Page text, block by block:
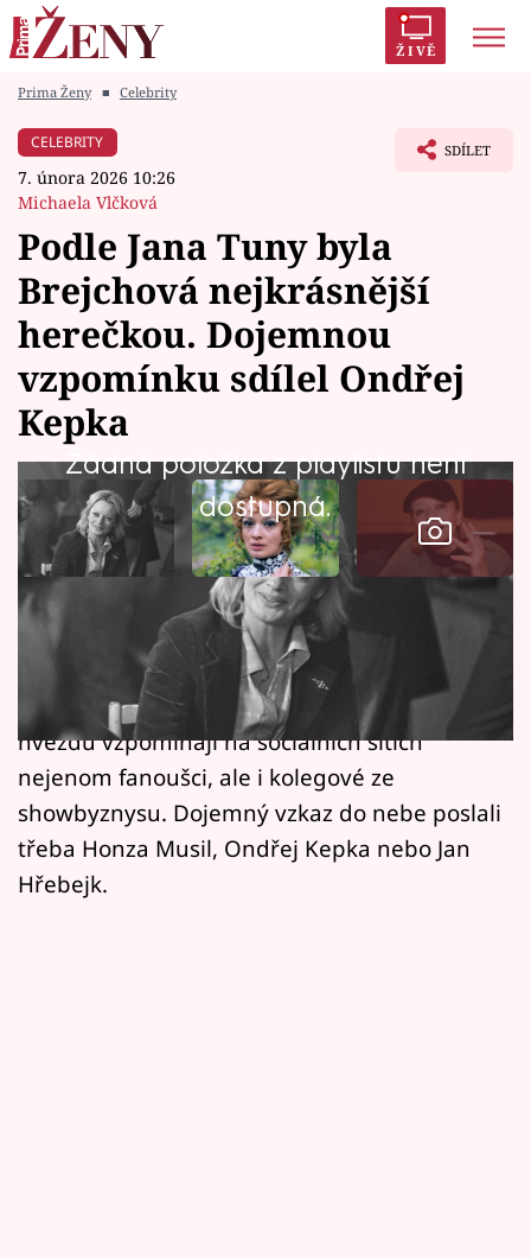
ŽIVĚ
Módní alarm
Témata
Celebrity
Vztahy
Seriály
Horoskopy
Sledujte prima+
Filmový festival Karlovy Vary
Pořady
Mámy sobě
Přihlášení
Prima Ženy ■ Celebrity
CELEBRITY
7. února 2026 10:26
Michaela Vlčková
SDÍLET
Podle Jana Tuny byla
Brejchová nejkrásnější
herečkou. Dojemnou
vzpomínku sdílel Ondřej
Kepka
Žádná položka z playlistu není
dostupná.
V pátek večer obletěla Česko smutná zpráva o
skonu Jany Brejchové, oblíbená herečka
odešla ve věku 86 let. Na ikonickou filmovou
hvězdu vzpomínají na sociálních sítích
nejenom fanoušci, ale i kolegové ze
showbyznysu. Dojemný vzkaz do nebe poslali
třeba Honza Musil, Ondřej Kepka nebo Jan
Hřebejk.